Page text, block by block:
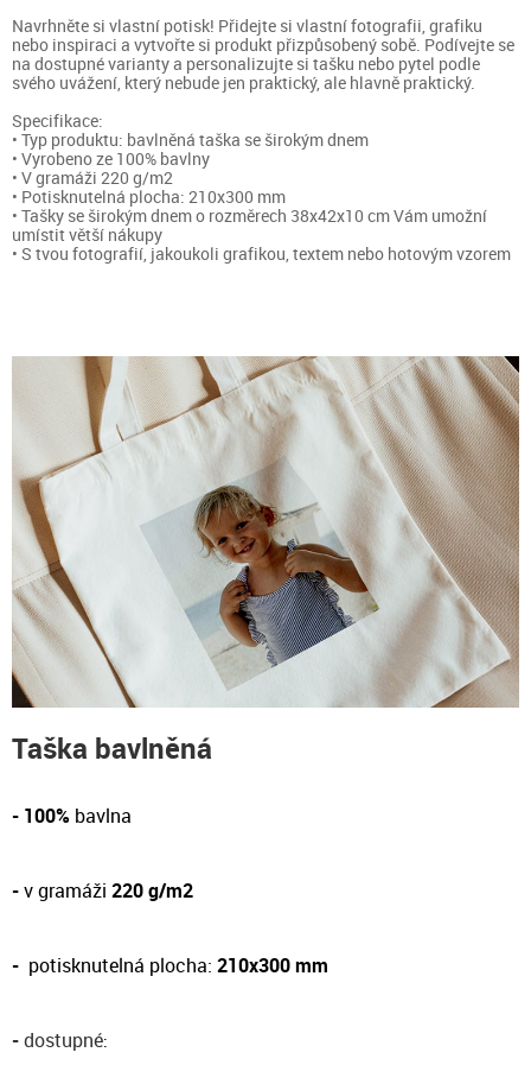
Navrhněte si vlastní potisk! Přidejte si vlastní fotografii, grafiku
nebo inspiraci a vytvořte si produkt přizpůsobený sobě. Podívejte se
na dostupné varianty a personalizujte si tašku nebo pytel podle
svého uvážení, který nebude jen praktický, ale hlavně praktický.
Specifikace:
• Typ produktu: bavlněná taška se širokým dnem
• Vyrobeno ze 100% bavlny
• V gramáži 220 g/m2
• Potisknutelná plocha: 210x300 mm
• Tašky se širokým dnem o rozměrech 38x42x10 cm Vám umožní
umístit větší nákupy
• S tvou fotografií, jakoukoli grafikou, textem nebo hotovým vzorem
Taška bavlněná
- 100% bavlna
-v gramáži 220 g/m2
- potisknutelná plocha: 210x300 mm
-dostupné: